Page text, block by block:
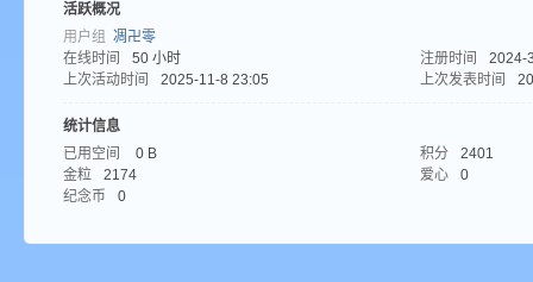
活跃概况
用户组 凋卍零
在线时间
50 小时 注册时间
2024-
上次活动时间
2025-11-8 23:05 上次发表时间
统计信息
已用空间
0 B 积分
2401
金粒
2174 爱心
0
纪念币
0